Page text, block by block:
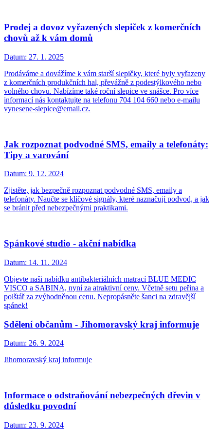
Prodej a dovoz vyřazených slepiček z komerčních
chovů až k vám domů
Datum: 27. 1. 2025
Prodáváme a dovážíme k vám starší slepičky, které byly vyřazeny
z komerčních produkčních hal, převážně z podestýlkového nebo
volného chovu. Nabízíme také roční slepice ve snášce. Pro více
informací nás kontaktujte na telefonu 704 104 660 nebo e-mailu
vynesene-slepice@email.cz.
Jak rozpoznat podvodné SMS, emaily a telefonáty:
Tipy a varování
Datum: 9. 12. 2024
Zjistěte, jak bezpečně rozpoznat podvodné SMS, emaily a
telefonáty. Naučte se klíčové signály, které naznačují podvod, a jak
se bránit před nebezpečnými praktikami.
Spánkové studio - akční nabídka
Datum: 14. 11. 2024
Objevte naši nabídku antibakteriálních matrací BLUE MEDIC
VISCO a SABINA, nyní za atraktivní ceny. Včetně setu peřina a
polštář za zvýhodněnou cenu. Nepropásněte šanci na zdravější
spánek!
Sdělení občanům - Jihomoravský kraj informuje
Datum: 26. 9. 2024
Jihomoravský kraj informuje
Informace o odstraňování nebezpečných dřevin v
důsledku povodní
Datum: 23. 9. 2024